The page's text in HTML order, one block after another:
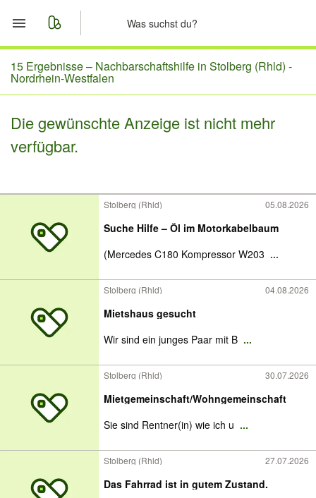
Start
Merkliste
Nachrichten
15 Ergebnisse – Nachbarschaftshilfe in Stolberg (Rhld) -
Nordrhein-Westfalen
Die gewünschte Anzeige ist nicht mehr
verfügbar.
Stolberg (Rhld) 05.08.2026
Suche Hilfe – Öl im Motorkabelbaum
(Mercedes C180 Kompressor W203 ...
Stolberg (Rhld) 04.08.2026
Mietshaus gesucht
Wir sind ein junges Paar mit B ...
Stolberg (Rhld) 30.07.2026
Mietgemeinschaft/Wohngemeinschaft
Sie sind Rentner(in) wie ich u ...
Stolberg (Rhld) 27.07.2026
Das Fahrrad ist in gutem Zustand.